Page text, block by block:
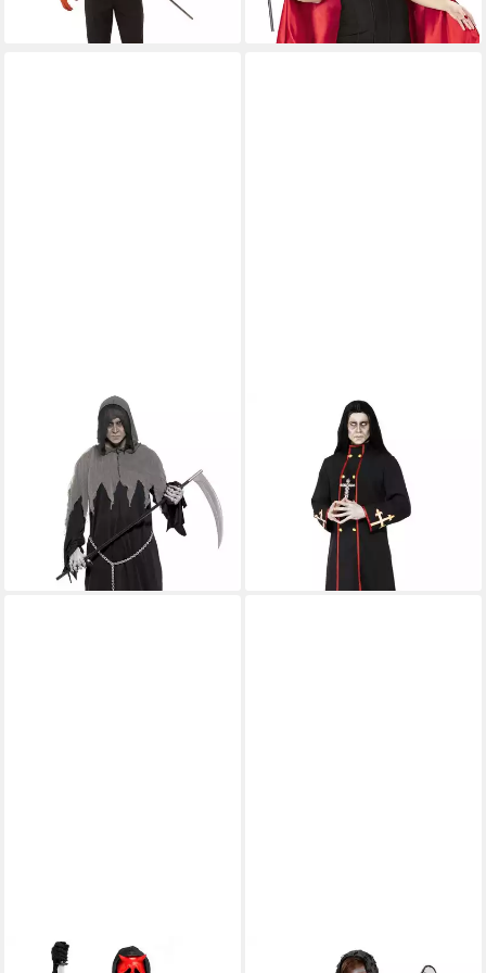
lieferbar - in 5-6 Werktagen bei dir
Teufel-Kostüm Vollstrecker,
Gevatter Tod macht ganz
schnell Schluss mit lustig!
29,99 € UVP 39,99 €
lieferbar - in 2-3 Werktagen bei dir
Teufel-Kostüm
Dämonenpriester Robe,
Unheimliches Kostüm für
Halloween- und Horrorpartys
lieferbar - in 2-3 Werktagen bei dir
FUN WORLD